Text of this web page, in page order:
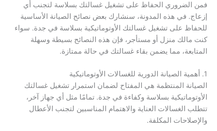
فمن الضروري الحفاظ على تشغيل غسالتك بسلاسة لتجنب أي
إزعاج. في هذه المدونة، سنشارك بعض نصائح الصيانة الأساسية
للحفاظ على تشغيل غسالتك الأوتوماتيكية بسلاسة في جدة. سواء
كنت مالك منزل أو مستأجر، فإن هذه النصائح بسيطة وسهلة
المتابعة، مما يضمن بقاء غسالتك في حالة ممتازة.
1. أهمية الصيانة الدورية للغسالات الأوتوماتيكية
الصيانة المنتظمة هي المفتاح لضمان استمرار تشغيل غسالتك
الأوتوماتيكية بسلاسة وكفاءة في جدة. تمامًا مثل أي جهاز آخر،
تتطلب الغسالات العناية والاهتمام المناسبين لتجنب الأعطال
والإصلاحات المكلفة.